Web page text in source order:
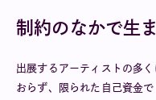
制約のなかで生
出展するアーティストの多
おらず、限られた自己資金